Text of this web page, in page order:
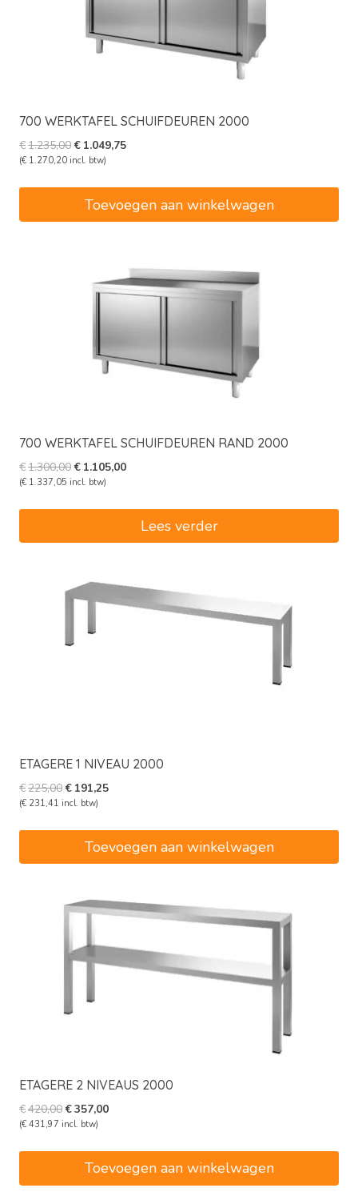
700 WERKTAFEL SCHUIFDEUREN 2000
€1.235,00Oorspronkelijke
prijs
€ 1.049,75Huidige
(€ 1.270,20 incl. btw)
Toevoegen aan winkelwagen
700 WERKTAFEL SCHUIFDEUREN RAND 2000
€1.300,00Oorspronkelijke
prijs
€ 1.105,00Huidige
(€ 1.337,05 incl. btw)
Lees verder
ETAGERE 1 NIVEAU 2000
€225,00Oorspronkelijke
prijs
€225,00.
€ 191,25Huidige
(€ 231,41 incl. btw)
Toevoegen aan winkelwagen
ETAGERE 2 NIVEAUS 2000
€420,00Oorspronkelijke
prijs
€420,00.
€357,00Huidige
(€ 431,97 incl. btw)
Toevoegen aan winkelwagen